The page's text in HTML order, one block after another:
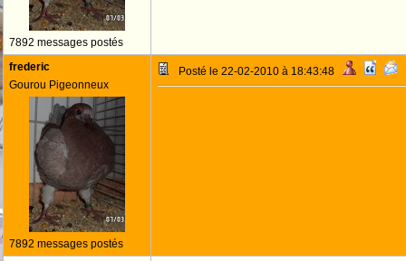
7892 messages postés
frederic
Gourou Pigeonneux
7892 messages postés
Posté le 22-02-2010 à 18:43:48